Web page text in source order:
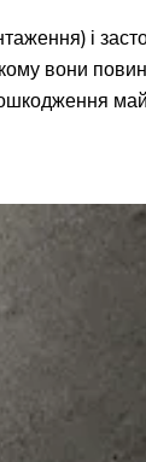
і
вони